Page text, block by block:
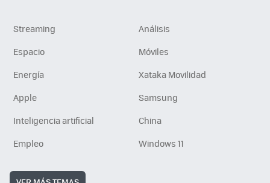
Streaming
Análisis
Espacio
Móviles
Energía
Xataka Movilidad
Apple
Samsung
Inteligencia artificial
China
Empleo
Windows 11